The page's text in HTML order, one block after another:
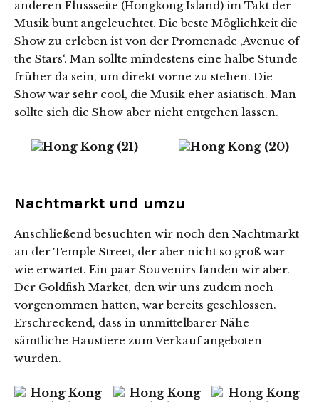
anderen Flussseite (Hongkong Island) im Takt der
Musik bunt angeleuchtet. Die beste Möglichkeit die
Show zu erleben ist von der Promenade ‚Avenue of
the Stars‘. Man sollte mindestens eine halbe Stunde
früher da sein, um direkt vorne zu stehen. Die
Show war sehr cool, die Musik eher asiatisch. Man
sollte sich die Show aber nicht entgehen lassen.
Nachtmarkt und umzu
Anschließend besuchten wir noch den Nachtmarkt
an der Temple Street, der aber nicht so groß war
wie erwartet. Ein paar Souvenirs fanden wir aber.
Der Goldfish Market, den wir uns zudem noch
vorgenommen hatten, war bereits geschlossen.
Erschreckend, dass in unmittelbarer Nähe
sämtliche Haustiere zum Verkauf angeboten
wurden.